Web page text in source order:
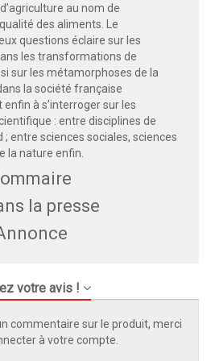
au nom de
des aliments. Le
questions éclaire sur les
les transformations de
sur les métamorphoses de la
la société française
à s’interroger sur les
: entre disciplines de
; entre sciences sociales, sciences
la nature enfin.
la presse
votre avis !
commentaire sur le produit, merci
à votre compte.